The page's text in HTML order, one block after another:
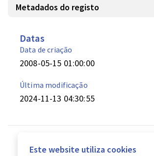
Metadados do registo
Datas
Data de criação
2008-05-15 01:00:00
Última modificação
2024-11-13 04:30:55
Este website utiliza cookies